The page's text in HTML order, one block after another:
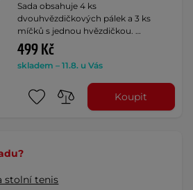
Sada obsahuje 4 ks
dvouhvězdičkových pálek a 3 ks
míčků s jednou hvězdičkou. …
499 Kč
skladem – 11.8. u Vás
Koupit
stolní tenis